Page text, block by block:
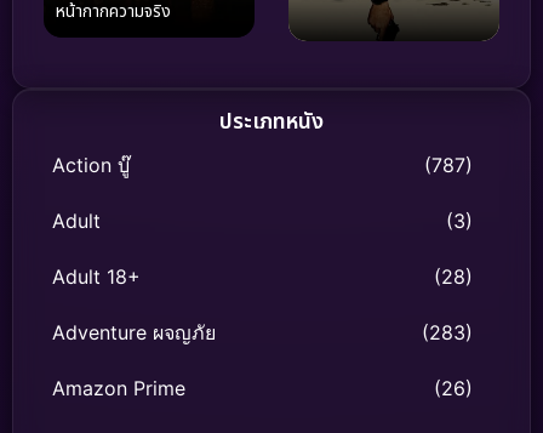
หน้ากากความจริง
ประเภทหนัง
Action บู๊ (787)
Adult (3)
Adult 18+ (28)
Adventure ผจญภัย (283)
Amazon Prime (26)